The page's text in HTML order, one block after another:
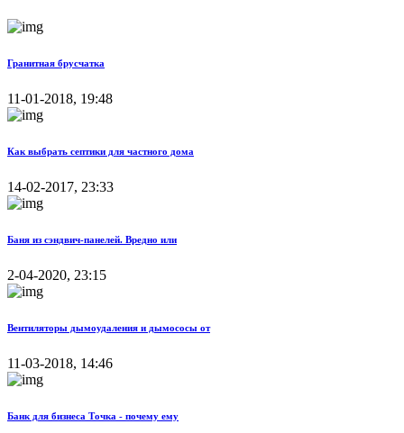
Гранитная брусчатка
11-01-2018, 19:48
Как выбрать септики для частного дома
14-02-2017, 23:33
Баня из сэндвич-панелей. Вредно или
2-04-2020, 23:15
Вентиляторы дымоудаления и дымососы от
11-03-2018, 14:46
Банк для бизнеса Точка - почему ему